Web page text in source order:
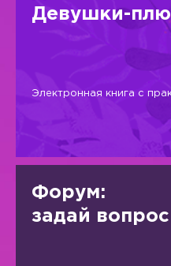
Девушки-
Электронная книга с
Форум:
задай